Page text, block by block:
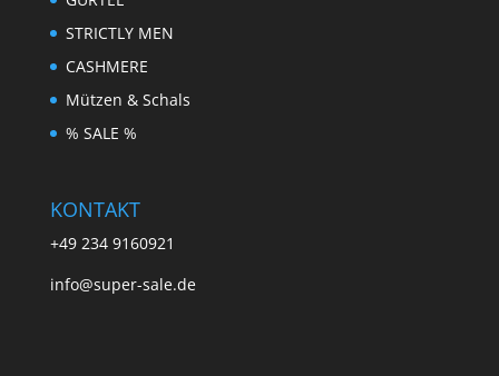
STRICTLY MEN
CASHMERE
Mützen & Schals
% SALE %
KONTAKT
+49 234 9160921
info@super-sale.de